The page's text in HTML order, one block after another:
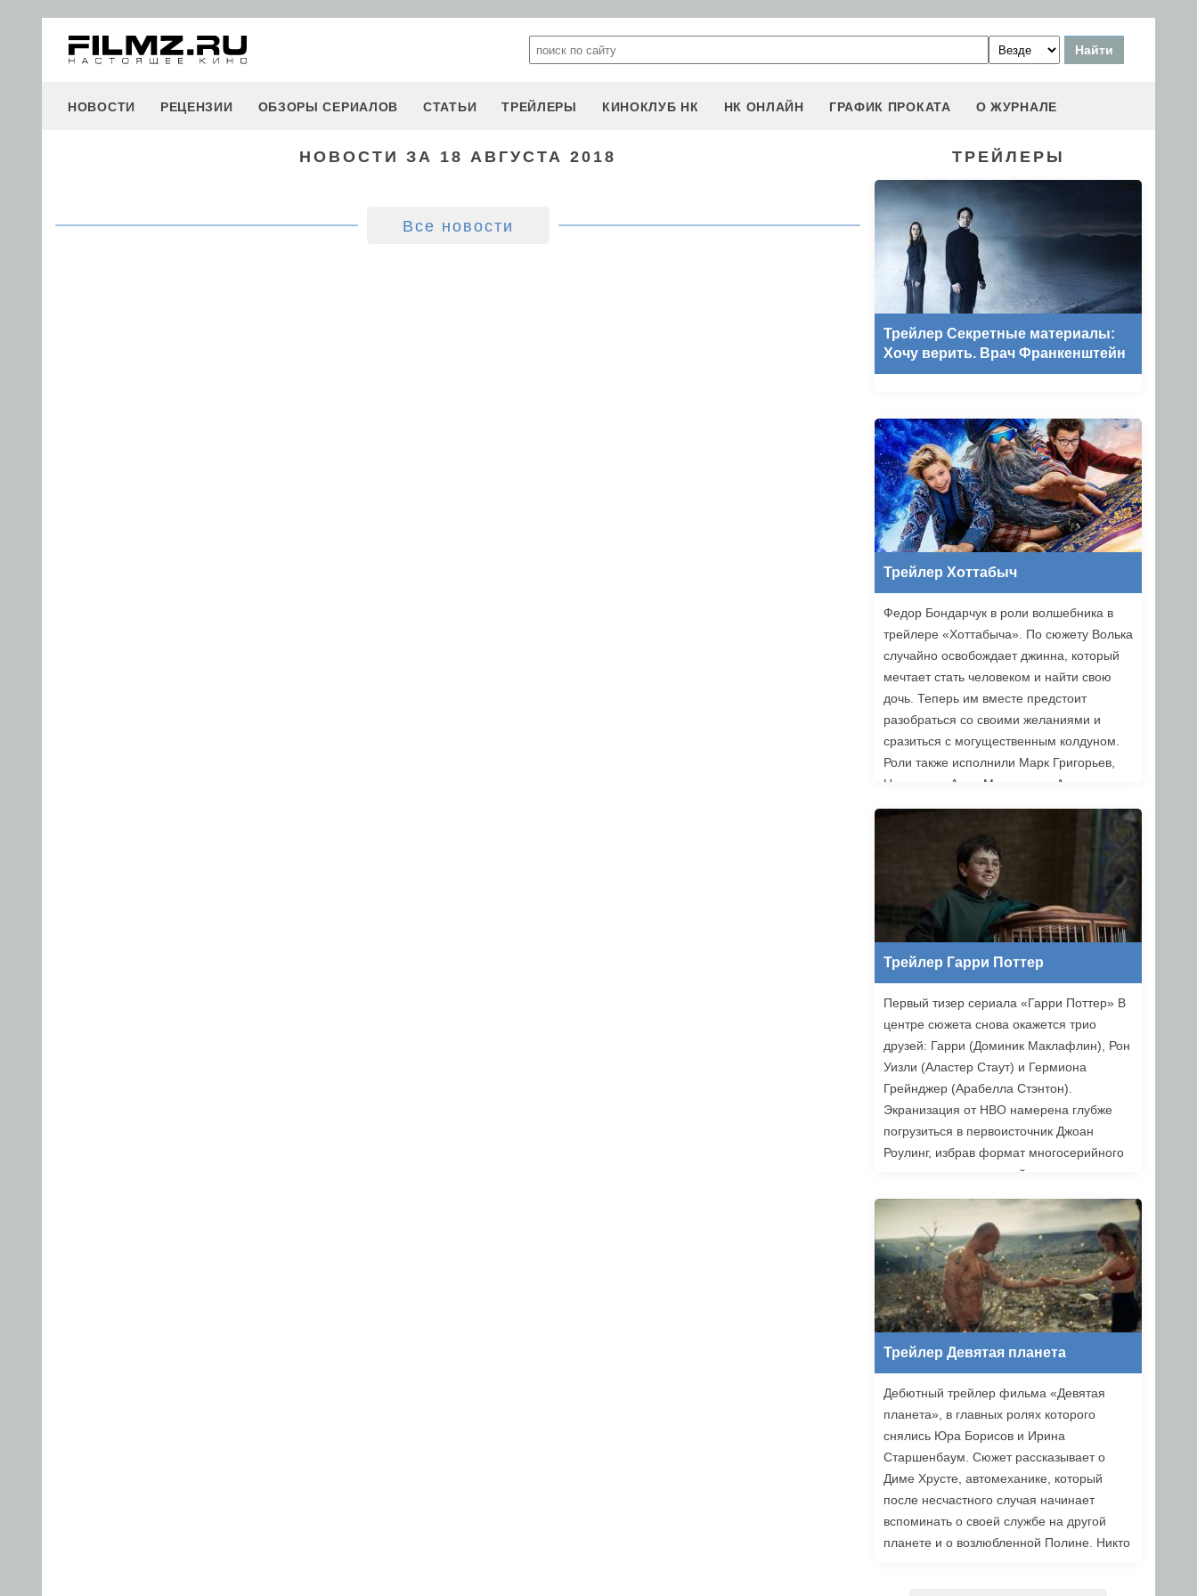
НОВОСТИ РЕЦЕНЗИИ ОБЗОРЫ СЕРИАЛОВ СТАТЬИ ТРЕЙЛЕРЫ КИНОКЛУБ НК НК ОНЛАЙН ГРАФИК ПРОКАТА О ЖУРНАЛЕ
НОВОСТИ ЗА 18 АВГУСТА 2018
Все новости
ТРЕЙЛЕРЫ
Трейлер Секретные материалы:
Хочу верить. Врач Франкенштейн
Трейлер Хоттабыч
Федор Бондарчук в роли волшебника в
трейлере «Хоттабыча». По сюжету Волька
случайно освобождает джинна, который
мечтает стать человеком и найти свою
дочь. Теперь им вместе предстоит
разобраться со своими желаниями и
сразиться с могущественным колдуном.
Роли также исполнили Марк Григорьев,
Надежда и Анна Михалковы, Аскар
«Хоттабыч» выйдет в прокат 1 января
Трейлер Гарри Поттер
Первый тизер сериала «Гарри Поттер» В
центре сюжета снова окажется трио
друзей: Гарри (Доминик Маклафлин), Рон
Уизли (Аластер Стаут) и Гермиона
Грейнджер (Арабелла Стэнтон).
Экранизация от HBO намерена глубже
погрузиться в первоисточник Джоан
Роулинг, избрав формат многосерийного
повествования, который позволяет лучше
Трейлер Девятая планета
Дебютный трейлер фильма «Девятая
планета», в главных ролях которого
снялись Юра Борисов и Ирина
Старшенбаум. Сюжет рассказывает о
Диме Хрусте, автомеханике, который
после несчастного случая начинает
вспоминать о своей службе на другой
планете и о возлюбленной Полине. Никто